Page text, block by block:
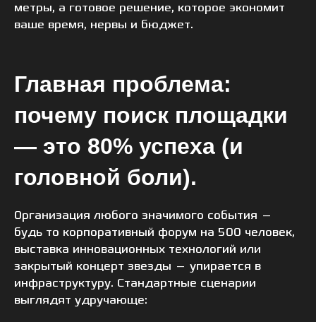
метры, а готовое решение, которое экономит
ваше время, нервы и бюджет.
Главная проблема:
почему поиск площадки
— это 80% успеха (и
головной боли).
Организация любого значимого события —
будь то корпоративный форум на 500 человек,
выставка инновационных технологий или
закрытый концерт звезды — упирается в
инфраструктуру. Стандартные сценарии
выглядят удручающе: